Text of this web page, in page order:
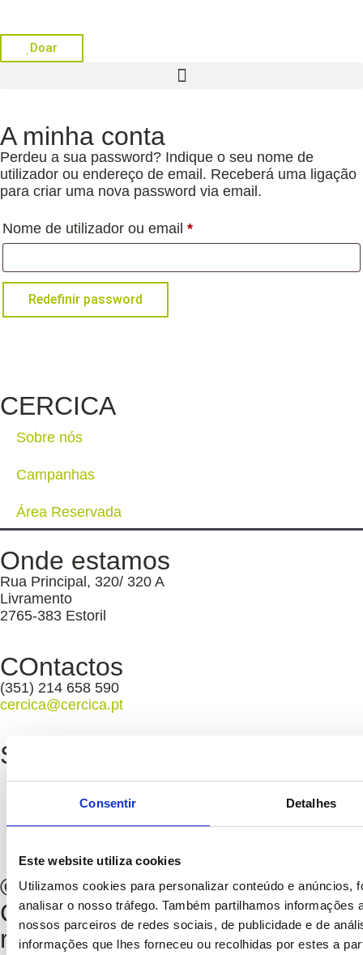
Consentir Detalhes
Este website utiliza cookies
Utilizamos cookies para personalizar conteúdo e anúncios,
analisar o nosso tráfego. Também partilhamos
nossos parceiros de redes sociais, de publicidade e de
informações que lhes forneceu ou recolhidas por estes a
Doar
A minha conta
Perdeu a sua password? Indique o seu nome de
utilizador ou endereço de email. Receberá uma ligação
para criar uma nova password via email.
Nome de utilizador ou email *
Redefinir password
CERCICA
Sobre nós
Campanhas
Área Reservada
Onde estamos
Rua Principal, 320/ 320 A
Livramento
2765-383 Estoril
COntactos
(351) 214 658 590
cercica@cercica.pt
Siga-nos
Livro de Reclamações
©2026
CERCICA. Todos os direitos
reservados